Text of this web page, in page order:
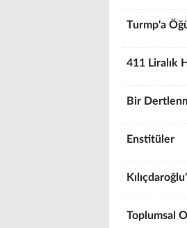
Turmp'a
411 Liralık
Bir
Enstitüler
Toplumsal